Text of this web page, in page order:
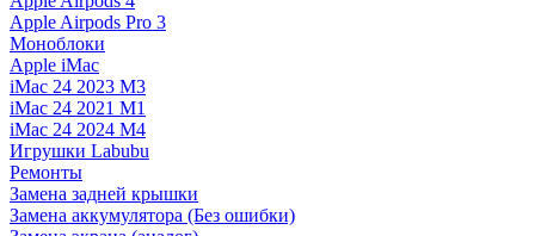
Apple Airpods Pro 3
Моноблоки
Apple iMac
iMac 24 2023 M3
iMac 24 2021 M1
iMac 24 2024 M4
Игрушки Labubu
Ремонты
Замена задней крышки
Замена аккумулятора (Без ошибки)